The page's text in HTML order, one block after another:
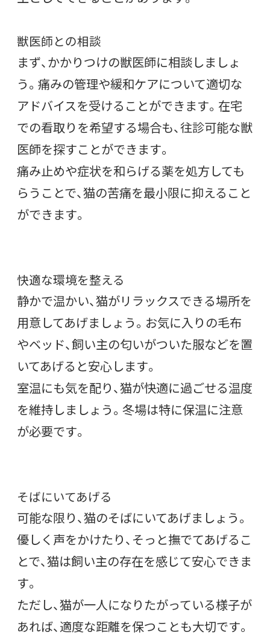
獣医師との相談
まず、かかりつけの獣医師に相談しましょ
う。痛みの管理や緩和ケアについて適切な
アドバイスを受けることができます。在宅
での看取りを希望する場合も、往診可能な獣
医師を探すことができます。
痛み止めや症状を和らげる薬を処方しても
らうことで、猫の苦痛を最小限に抑えること
ができます。
快適な環境を整える
静かで温かい、猫がリラックスできる場所を
用意してあげましょう。お気に入りの毛布
やベッド、飼い主の匂いがついた服などを置
いてあげると安心します。
室温にも気を配り、猫が快適に過ごせる温度
を維持しましょう。冬場は特に保温に注意
が必要です。
そばにいてあげる
可能な限り、猫のそばにいてあげましょう。
優しく声をかけたり、そっと撫でてあげるこ
とで、猫は飼い主の存在を感じて安心できま
す。
ただし、猫が一人になりたがっている様子が
あれば、適度な距離を保つことも大切です。